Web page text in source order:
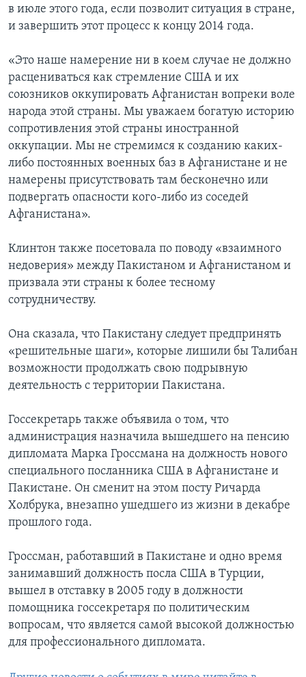
в июле этого года, если позволит ситуация в стране,
и завершить этот процесс к концу 2014 года.
«Это наше намерение ни в коем случае не должно
расцениваться как стремление США и их
союзников оккупировать Афганистан вопреки воле
народа этой страны. Мы уважаем богатую историю
сопротивления этой страны иностранной
оккупации. Мы не стремимся к созданию каких-
либо постоянных военных баз в Афганистане и не
намерены присутствовать там бесконечно или
подвергать опасности кого-либо из соседей
Афганистана».
Клинтон также посетовала по поводу «взаимного
недоверия» между Пакистаном и Афганистаном и
призвала эти страны к более тесному
сотрудничеству.
Она сказала, что Пакистану следует предпринять
«решительные шаги», которые лишили бы Талибан
возможности продолжать свою подрывную
деятельность с территории Пакистана.
Госсекретарь также объявила о том, что
администрация назначила вышедшего на пенсию
дипломата Марка Гроссмана на должность нового
специального посланника США в Афганистане и
Пакистане. Он сменит на этом посту Ричарда
Холбрука, внезапно ушедшего из жизни в декабре
прошлого года.
Гроссман, работавший в Пакистане и одно время
занимавший должность посла США в Турции,
вышел в отставку в 2005 году в должности
помощника госсекретаря по политическим
вопросам, что является самой высокой должностью
для профессионального дипломата.